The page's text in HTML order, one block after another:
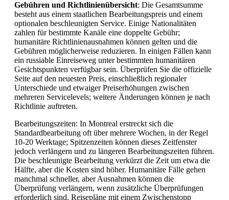
Gebühren und Richtlinienübersicht: Die Gesamtsumme
besteht aus einem staatlichen Bearbeitungspreis und einem
optionalen beschleunigten Service. Einige Nationalitäten
zahlen für bestimmte Kanäle eine doppelte Gebühr;
humanitäre Richtlinienausnahmen können gelten und die
Gebühren möglicherweise reduzieren. In einigen Fällen kann
ein russiable Einreiseweg unter bestimmten humanitären
Gesichtspunkten verfügbar sein. Überprüfen Sie die offizielle
Seite auf den neuesten Preis, einschließlich regionaler
Unterschiede und etwaiger Preiserhöhungen zwischen
mehreren Servicelevels; weitere Änderungen können je nach
Richtlinie auftreten.
Bearbeitungszeiten: In Montreal erstreckt sich die
Standardbearbeitung oft über mehrere Wochen, in der Regel
10-20 Werktage; Spitzenzeiten können dieses Zeitfenster
jedoch verlängern und zu längeren Bearbeitungszeiten führen.
Die beschleunigte Bearbeitung verkürzt die Zeit um etwa die
Hälfte, aber die Kosten sind höher. Humanitäre Fälle gehen
manchmal schneller, aber Ausnahmen können die
Überprüfung verlängern, wenn zusätzliche Überprüfungen
erforderlich sind. Reisepläne mit einem Zwischenstopp